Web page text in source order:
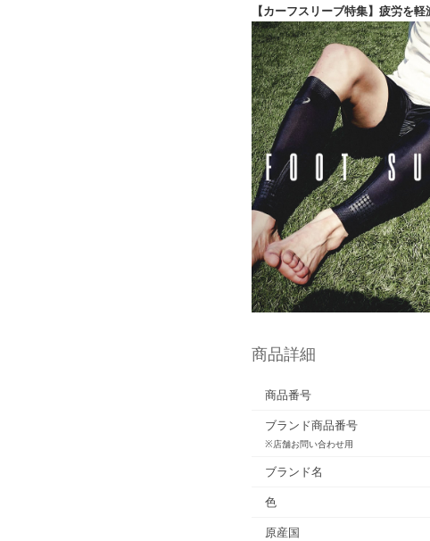
【カーフスリーブ特集】疲労を
商品詳細
商品番号
ブランド商品番号
※店舗お問い合わせ用
ブランド名
色
原産国